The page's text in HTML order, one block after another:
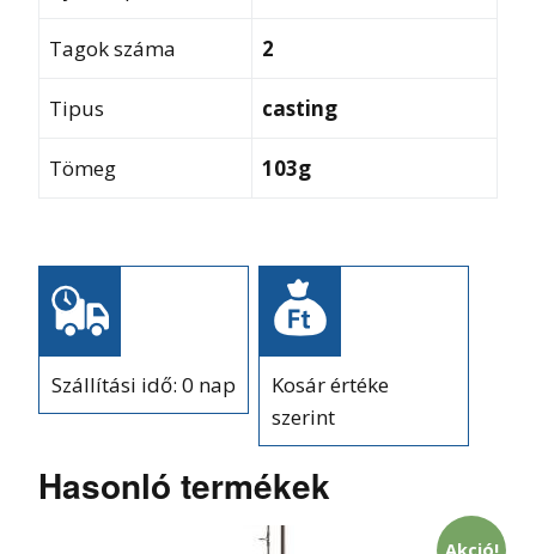
Tagok száma 2
Tipus casting
Tömeg 103g
Szállítási idő: 0 nap
Kosár értéke
szerint
Hasonló termékek
Akció!